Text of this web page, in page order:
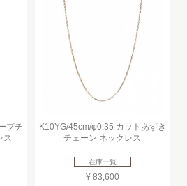
プチ
ス
K10YG/45cm/φ0.35 カットあずき
チェーン ネックレス
在庫一覧
¥ 83,600